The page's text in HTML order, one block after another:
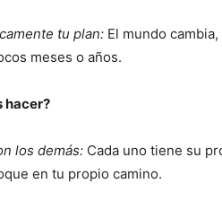
tu plan: El mundo
meses o años.
hacer?
los demás: Cada uno tiene su
en tu propio camino.